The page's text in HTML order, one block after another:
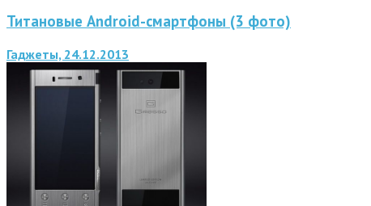
Титановые Android-смартфоны (3 фото)
Гаджеты, 24.12.2013